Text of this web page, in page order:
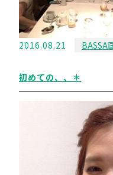
2016.08.21 BASSA
初めての、、＊